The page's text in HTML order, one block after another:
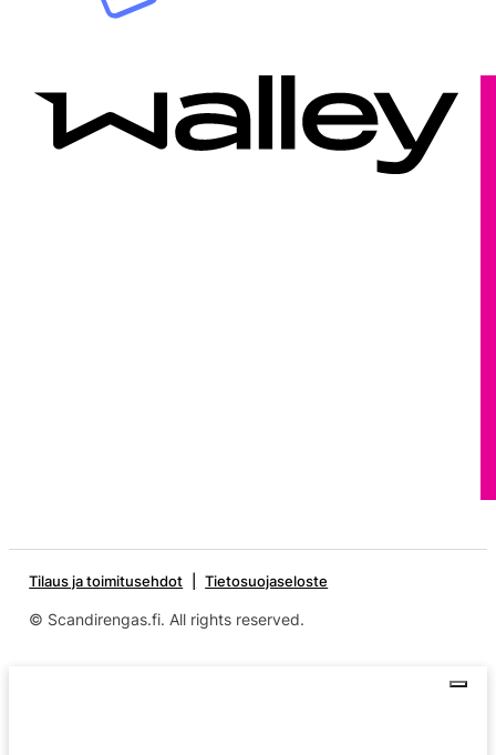
Tilaus ja toimitusehdot Tietosuojaseloste
© Scandirengas.fi. All rights reserved.